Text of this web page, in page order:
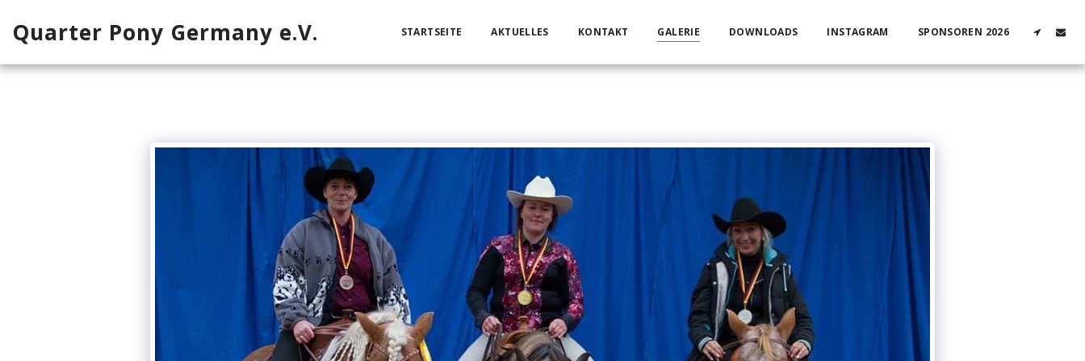
Quarter Pony Germany e.V. STARTSEITE AKTUELLES KONTAKT GALERIE DOWNLOADS INSTAGRAM SPONSOREN 2026